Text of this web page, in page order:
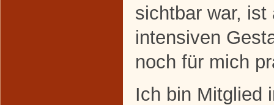
sichtbar war,
intensiven
noch für mich
Ich bin Mitglied